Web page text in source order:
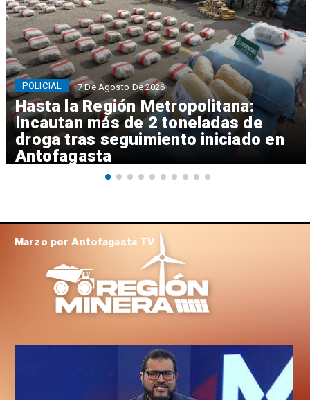
Hasta la Región Metropolitana:
Incautan más de 2 toneladas de
droga tras seguimiento iniciado en
Antofagasta
POLICIAL 7 De Agosto De 2026
Marzo por Antofagasta TV